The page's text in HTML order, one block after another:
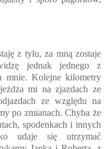
z tyłu, za mną zostaje
jednak jednego z
mnie. Kolejne kilometry
mi na zjazdach ze
ze względu na
po zmianach. Chyba że
spodenkach i innych
udaje się utrzymać